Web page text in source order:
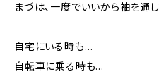
まづは、一度でいいから袖を通し
自宅にいる時も…
自転車に乗る時も…